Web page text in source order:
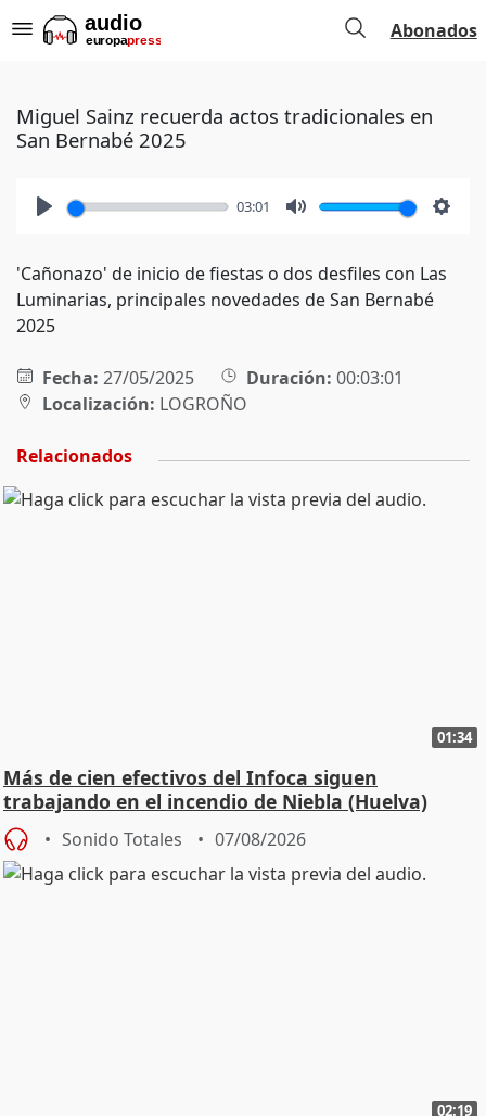
Abonados
Miguel Sainz recuerda actos tradicionales en
San Bernabé 2025
03:01
'Cañonazo' de inicio de fiestas o dos desfiles con Las
Luminarias, principales novedades de San Bernabé
2025
Fecha: 27/05/2025 Duración: 00:03:01
Localización: LOGROÑO
Relacionados
01:34
Más de cien efectivos del Infoca siguen
trabajando en el incendio de Niebla (Huelva)
Sonido Totales 07/08/2026
02:19